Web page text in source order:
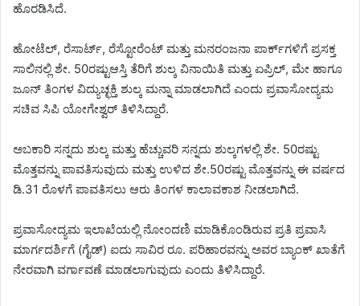
ಹೊರಡಿಸಿದೆ.
ಹೋಟೆಲ್‌, ರೆಸಾರ್ಟ್‌, ರೆಸ್ಟೋರೆಂಟ್‌ ಮತ್ತು ಮನರಂಜನಾ ಪಾರ್ಕ್‌ಗಳಿಗೆ ಪ್ರಸಕ್ತ
ಸಾಲಿನಲ್ಲಿ ಶೇ. 50ರಷ್ಟುಆಸ್ತಿ ತೆರಿಗೆ ಶುಲ್ಕ ವಿನಾಯಿತಿ ಮತ್ತು ಏಪ್ರಿಲ್‌, ಮೇ ಹಾಗೂ
ಜೂನ್‌ ತಿಂಗಳ ವಿದ್ಯುಚ್ಛಕ್ತಿ ಶುಲ್ಕ ಮನ್ನಾ ಮಾಡಲಾಗಿದೆ ಎಂದು ಪ್ರವಾಸೋದ್ಯಮ
ಸಚಿವ ಸಿಪಿ ಯೋಗೇಶ್ವರ್ ತಿಳಿಸಿದ್ದಾರೆ.
ಅಬಕಾರಿ ಸನ್ನದು ಶುಲ್ಕ ಮತ್ತು ಹೆಚ್ಚುವರಿ ಸನ್ನದು ಶುಲ್ಕಗಳಲ್ಲಿ ಶೇ. 50ರಷ್ಟು
ಮೊತ್ತವನ್ನು ಪಾವತಿಸುವುದು ಮತ್ತು ಉಳಿದ ಶೇ.50ರಷ್ಟು ಮೊತ್ತವನ್ನು ಈ ವರ್ಷದ
ಡಿ.31 ರೊಳಗೆ ಪಾವತಿಸಲು ಆರು ತಿಂಗಳ ಕಾಲಾವ​ಕಾಶ ನೀಡಲಾಗಿದೆ.
ಪ್ರವಾಸೋದ್ಯಮ ಇಲಾಖೆಯಲ್ಲಿ ನೋಂದಣಿ ಮಾಡಿಕೊಂಡಿರುವ ಪ್ರತಿ ಪ್ರವಾಸಿ
ಮಾರ್ಗದರ್ಶಿಗೆ (ಗೈಡ್‌) ಐದು ಸಾವಿರ ರೂ. ಪರಿಹಾರವನ್ನು ಅವರ ಬ್ಯಾಂಕ್‌ ಖಾತೆಗೆ
ನೇರವಾಗಿ ವರ್ಗಾವಣೆ ಮಾಡಲಾಗುವುದು ಎಂದು ತಿಳಿಸಿದ್ದಾರೆ.